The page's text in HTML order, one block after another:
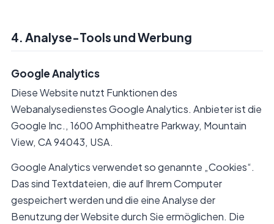
4. Analyse-Tools und Werbung
Google Analytics
Diese Website nutzt Funktionen des
Webanalysedienstes Google Analytics. Anbieter ist die
Google Inc., 1600 Amphitheatre Parkway, Mountain
View, CA 94043, USA.
Google Analytics verwendet so genannte „Cookies“.
Das sind Textdateien, die auf Ihrem Computer
gespeichert werden und die eine Analyse der
Benutzung der Website durch Sie ermöglichen. Die